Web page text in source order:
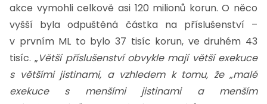
akce vymohli celkově asi 120 milionů korun. O něco
vyšší byla odpuštěná částka na příslušenství –
v prvním ML to bylo 37 tisíc korun, ve druhém 43
tisíc. „Větší příslušenství obvykle mají větší exekuce
s většími jistinami, a vzhledem k tomu, že „malé
exekuce s menšími jistinami a menším